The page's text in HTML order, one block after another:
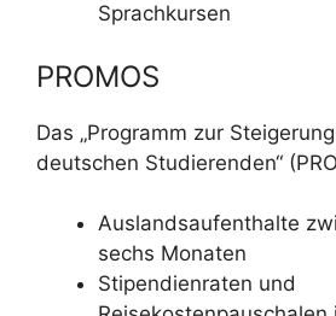
Sprachkursen
PROMOS
Das „Programm zur
deutschen Studierenden“
Auslandsaufenthalte
sechs Monaten
Stipendienraten und